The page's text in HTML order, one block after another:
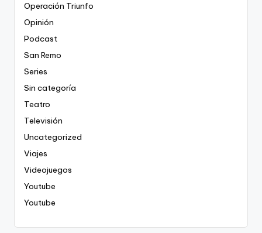
Operación Triunfo
Opinión
Podcast
San Remo
Series
Sin categoría
Teatro
Televisión
Uncategorized
Viajes
Videojuegos
Youtube
Youtube